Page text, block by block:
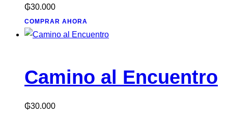
₲30.000
COMPRAR AHORA
Camino al Encuentro
₲30.000